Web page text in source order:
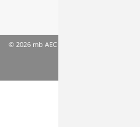
© 2026 mb AEC Software GmbH